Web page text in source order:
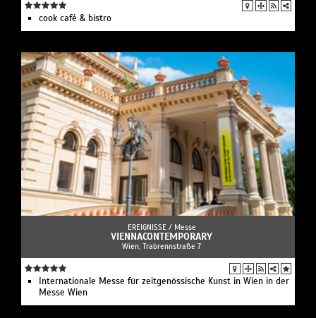
cook café & bistro
EREIGNISSE / Messe
VIENNACONTEMPORARY
Wien, Trabrennstraße 7
Internationale Messe für zeitgenössische Kunst in Wien in der
Messe Wien